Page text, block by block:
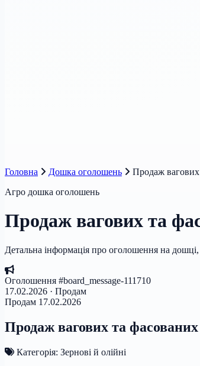
Головна
Дошка оголошень
Продаж
Агро дошка оголошень
Продаж вагових та
Детальна інформація про оголошення на
Оголошення #board_message-111710
17.02.2026 · Продам
Продам 17.02.2026
Продаж вагових та
Категорія: Зернові й олійні